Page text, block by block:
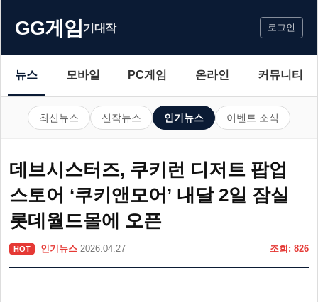
GG게임기대작 로그인
뉴스 모바일 PC게임 온라인 커뮤니티
최신뉴스 신작뉴스 인기뉴스 이벤트 소식
데브시스터즈, 쿠키런 디저트 팝업
스토어 ‘쿠키앤모어’ 내달 2일 잠실
롯데월드몰에 오픈
HOT 인기뉴스 2026.04.27 조회: 826